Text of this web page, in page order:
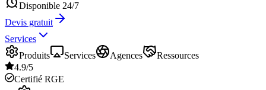
Disponible 24/7
Devis gratuit
Services
Produits
Services Agences
Ressources
4.9/5
Certifié RGE